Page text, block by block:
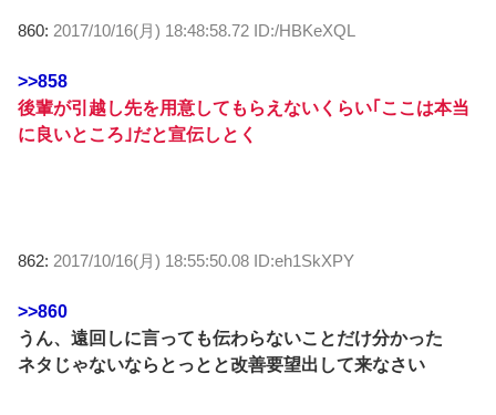
860: 2017/10/16(月) 18:48:58.72 ID:/HBKeXQL
>>858
後輩が引越し先を用意してもらえないくらい｢ここは本当
に良いところ｣だと宣伝しとく
862: 2017/10/16(月) 18:55:50.08 ID:eh1SkXPY
>>860
うん、遠回しに言っても伝わらないことだけ分かった
ネタじゃないならとっとと改善要望出して来なさい